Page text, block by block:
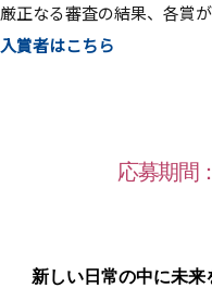
厳正なる審査の結果、各賞
入賞者はこちら
応募期間：
新しい日常の中に未来